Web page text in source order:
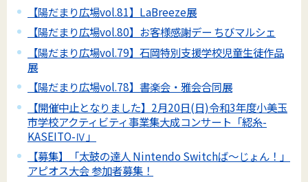
【陽だまり広場vol.81】LaBreeze展
【陽だまり広場vol.80】お客様感謝デー ちびマルシェ
【陽だまり広場vol.79】石岡特別支援学校児童生徒作品
展
【陽だまり広場vol.78】書楽会・雅会合同展
【開催中止となりました】2月20日(日)令和3年度小美玉
市学校アクティビティ事業集大成コンサート「綛糸-
KASEITO-Ⅳ」
【募集】「太鼓の達人 Nintendo Switchば～じょん！」
アピオス大会 参加者募集！